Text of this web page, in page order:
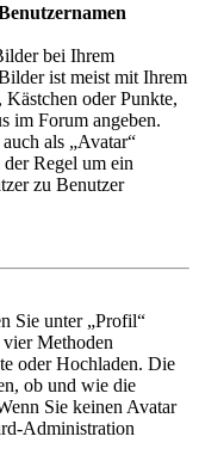
bei Ihrem
ist meist mit Ihrem
oder Punkte,
im Forum angeben.
als „Avatar“
Regel um ein
zu Benutzer
Sie unter „Profil“
Methoden
oder Hochladen. Die
ob und wie die
Sie keinen Avatar
Administration